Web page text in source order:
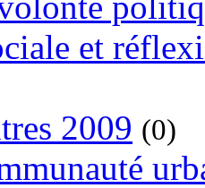
et
2009 (0)